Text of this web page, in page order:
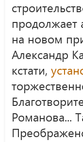
продолжает
на новом
Александр
кстати,
Романова...